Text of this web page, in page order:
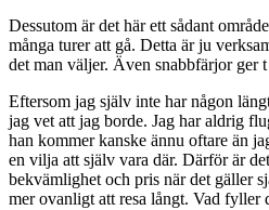
Dessutom är det härett sådant
många turer att gå. Detta är ju
det man väljer. Även snabbfärjor ger
Eftersom jag själv inte har någon
jag vet att jag borde. Jag har aldrig
han kommer kanske ännu oftare än
en vilja att själv vara där. Därför är
bekvämlighet och pris när det gäller
mer ovanligt att resa långt. Vad fyller